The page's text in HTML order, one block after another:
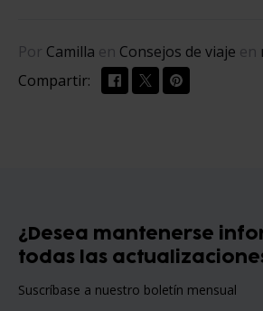
Por Camilla en Consejos de viaje en
Compartir:
¿Desea mantenerse
todas las
Suscríbase a nuestro boletín mensual